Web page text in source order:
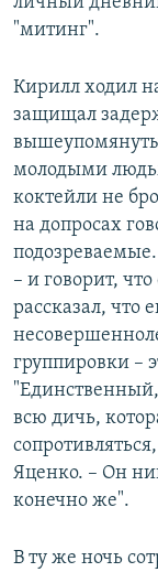
"митинг".
Кирилл ходил
защищал
молодыми
коктейли не
на допросах
– и говорит,
рассказал, что
группировки –
"Единственный,
всю дичь,
Яценко. – Он
конечно же".
В ту же ночь